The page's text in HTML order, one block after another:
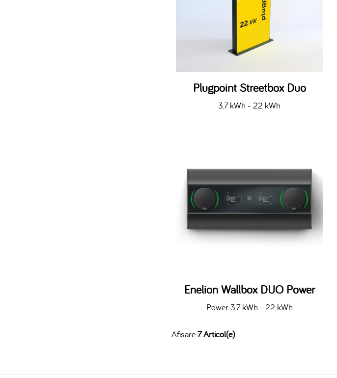
Plugpoint Streetbox Duo
3.7 kWh - 22 kWh
Enelion Wallbox DUO Power
Power 3.7 kWh - 22 kWh
Afisare7 Articol(e)